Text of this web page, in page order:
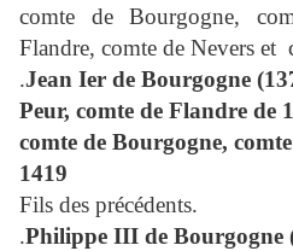
comte de Bourgogne,
Flandre, comte de Nevers et
.Jean Ier de Bourgogne
Peur, comte de Flandre de
comte de Bourgogne,
1419
Fils des précédents.
.Philippe III de Bourgogne